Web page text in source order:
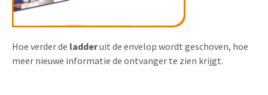
Hoe verder de ladderuit de envelop wordt geschoven, hoe
meer nieuwe informatie de ontvanger te zien krijgt.